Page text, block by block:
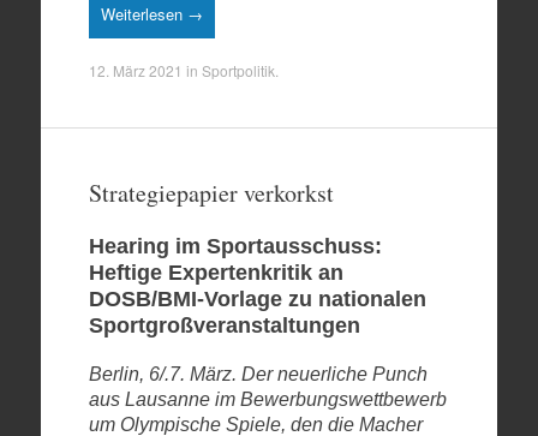
Weiterlesen →
12. März 2021 in Sportpolitik
Strategiepapier verkorkst
Hearing im Sportausschuss:
Heftige Expertenkritik an
DOSB/BMI-Vorlage zu nationalen
Sportgroßveranstaltungen
Berlin, 6/.7. März. Der neuerliche Punch
aus Lausanne im Bewerbungswettbewerb
um Olympische Spiele, den die Macher